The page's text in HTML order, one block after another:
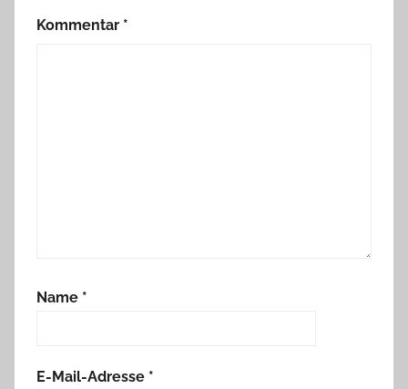
Kommentar *
Name *
E-Mail-Adresse *